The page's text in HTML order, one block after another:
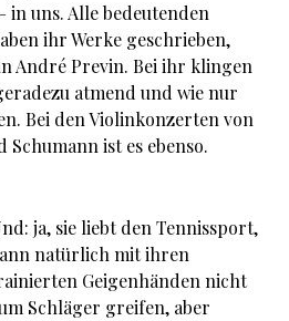
uns. Alle bedeutenden
ihr Werke geschrieben,
André Previn. Bei ihr klingen
atmend und wie nur
Bei den Violinkonzerten von
ist es ebenso.
ja, sie liebt den Tennissport,
natürlich mit ihren
Geigenhänden nicht
Schläger greifen, aber